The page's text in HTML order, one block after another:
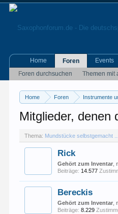
Home Foren Instrumente
Mitglieder, denen
Thema: Mundstücke selbstgemacht ...
Rick
Gehört zum Inventar
Beiträge: 14.577
Bereckis
Gehört zum Inventar
Beiträge: 8.229
Home
Foren
Foren durchsuchen
Themen mit
Events